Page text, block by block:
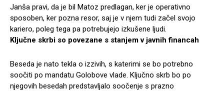
Janša pravi, da je bil Matoz predlagan, ker je operativno
sposoben, ker pozna resor, saj je v njem tudi začel svojo
kariero, poleg tega pa potrebujejo izkušene ljudi.
Ključne skrbi so povezane s stanjem v javnih financah
Beseda je nato tekla o izzivih, s katerimi se bo potrebno
soočiti po mandatu Golobove vlade. Ključno skrb bo po
njegovih besedah predstavljalo soočenje s prazno